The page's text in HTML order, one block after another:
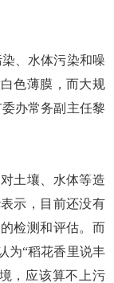
、水体污染和噪
色薄膜，而大规
办常务副主任黎
土壤、水体等造
示，目前还没有
检测和评估。而
为“稻花香里说丰
，应该算不上污